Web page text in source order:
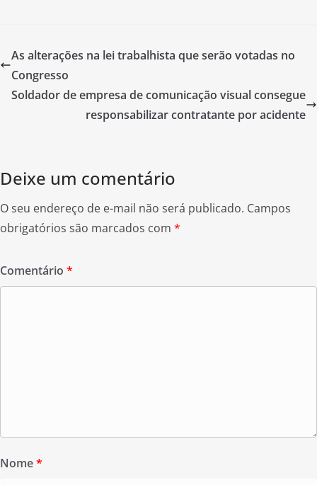
e
b
o
er e
As alterações na lei trabalhista que serão votadas no
Congresso
Soldador de empresa de comunicação visual consegue
responsabilizar contratante por acidente
Deixe um comentário
O seu endereço de e-mail não será publicado. Campos
obrigatórios são marcados com *
Comentário *
Nome*